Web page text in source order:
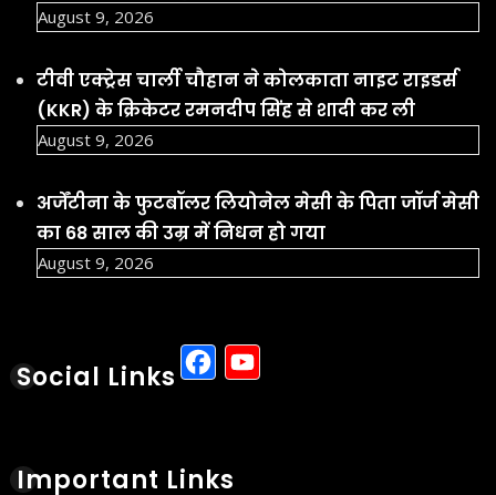
August 9, 2026
टीवी एक्ट्रेस चार्ली चौहान ने कोलकाता नाइट राइडर्स
(KKR) के क्रिकेटर रमनदीप सिंह से शादी कर ली
August 9, 2026
अर्जेंटीना के फुटबॉलर लियोनेल मेसी के पिता जॉर्ज मेसी
का 68 साल की उम्र में निधन हो गया
August 9, 2026
Social Links Facebook
Important Links